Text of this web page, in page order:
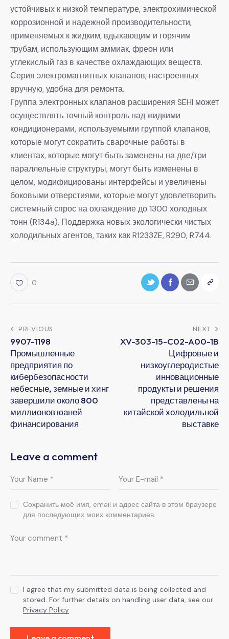
устойчивых к низкой температуре, электрохимической
коррозионной и надежной производительности,
применяемых к жидким, вдыхающим и горячим
трубам, использующим аммиак, фреон или
углекислый газ в качестве охлаждающих веществ.
Серия электромагнитных клапанов, настроенных
вручную, удобна для ремонта.
Группа электронных клапанов расширения SEHI может
осуществлять точный контроль над жидкими
кондиционерами, используемыми группой клапанов,
которые могут сократить сварочные работы в
клиентах, которые могут быть заменены на две/три
параллельные структуры, могут быть изменены в
целом, модифицированы интерфейсы и увеличены
боковыми отверстиями, которые могут удовлетворить
системный спрос на охлаждение до 1300 холодных
тонн (R134a), Поддержка новых экологически чистых
холодильных агентов, таких как R1233ZE, R290, R744.
0
PREVIOUS
9907-1198
Промышленные
предприятия по
кибербезопасности
небесные, земные и хинг
завершили около 800
миллионов юаней
финансирования
NEXT
XV-303-15-C02-A00-1B
Цифровые и
низкоуглеродистые
инновационные
продукты и решения
представлены на
китайской холодильной
выставке
Leave a comment
Сохранить моё имя, email и адрес сайта в этом браузере
для последующих моих комментариев.
I agree that my submitted data is being collected and
stored. For further details on handling user data, see our
Privacy Policy.